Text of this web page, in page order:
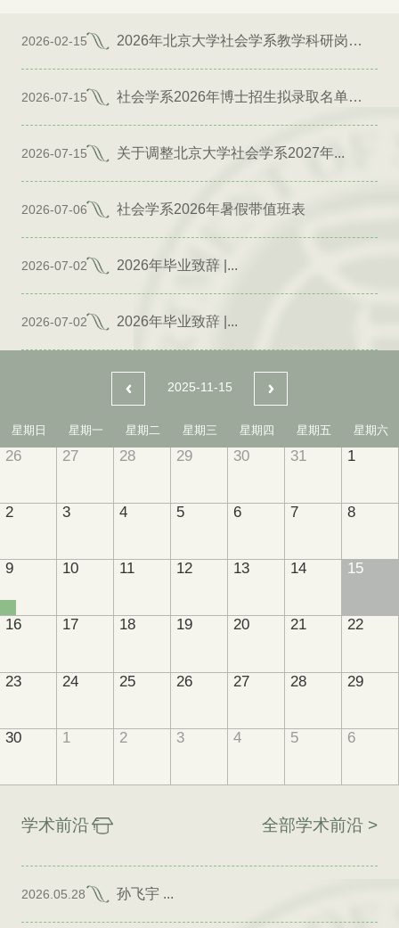
2026-02-15 2026年北京大学社会学系教学科研岗位招聘启事
2026-07-15 社会学系2026年博士招生拟录取名单公示（专项）
2026-07-15 关于调整北京大学社会学系2027年...
2026-07-06 社会学系2026年暑假带值班表
2026-07-02 2026年毕业致辞 |...
2026-07-02 2026年毕业致辞 |...
2025-11-15
星期日 星期一 星期二 星期三 星期四 星期五 星期六
26 27 28 29 30 31 1
2 3 4 5 6 7 8
9 10 11 12 13 14 15
16 17 18 19 20 21 22
23 24 25 26 27 28 29
30 1 2 3 4 5 6
学术前沿 全部学术前沿 >
2026.05.28 孙飞宇 ...